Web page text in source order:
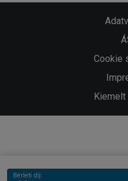
Bérleti díj:
Cookie
Kiemelt